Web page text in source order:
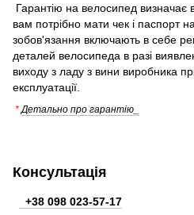
Гарантію на велосипед визначає
вам потрібно мати чек і паспорт
зобов'язання включають в себе
деталей велосипеда в разі
виходу з ладу з вини виробника
експлуатації.
* Детально про гарантію_
Консультація
+38 098 023-57-17